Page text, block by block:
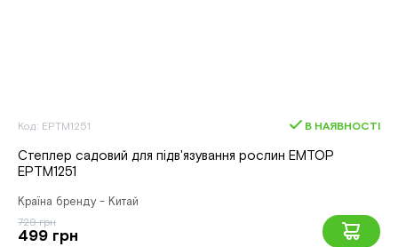
Код: EPTM1251 В НАЯВНОСТІ
Степлер садовий для підв'язування рослин EMTOP
EPTM1251
Країна бренду - Китай
729 грн
499 грн